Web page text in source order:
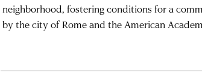
neighborhood, fostering conditions for a
by the city of Rome and the American